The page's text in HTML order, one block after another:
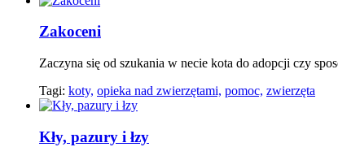
Zakoceni
Zaczyna się od szukania w necie kota do adopcji czy
Tagi: koty, opieka nad zwierzętami, pomoc, zwierzęta
Kły, pazury i łzy